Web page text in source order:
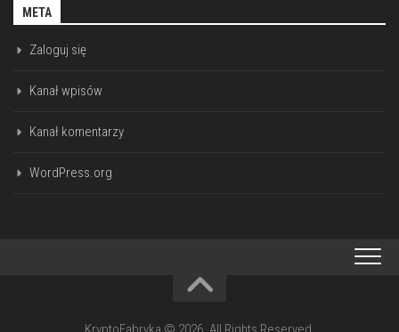
META
Zaloguj się
Kanał wpisów
Kanał komentarzy
WordPress.org